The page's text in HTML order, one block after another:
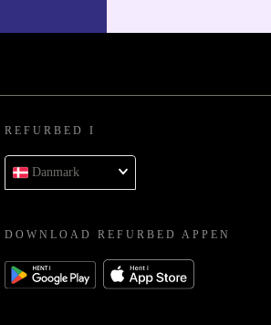
REFURBED I
Danmark
DOWNLOAD REFURBED APPEN